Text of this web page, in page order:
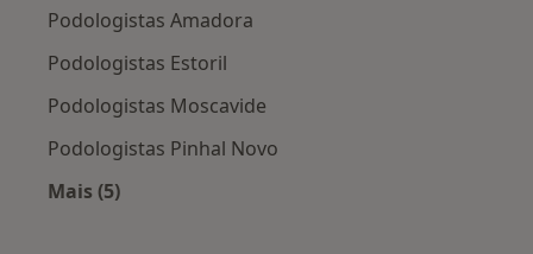
Podologistas Amadora
Podologistas Estoril
Podologistas Moscavide
Podologistas Pinhal Novo
Mais (5)